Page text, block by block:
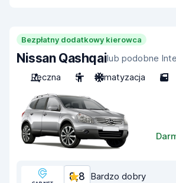
Bezpłatny dodatkowy kierowca
Nissan Qashqailub podobne
Ręczna
5 Klimatyzacja 5
8,8 Bardzo dobry